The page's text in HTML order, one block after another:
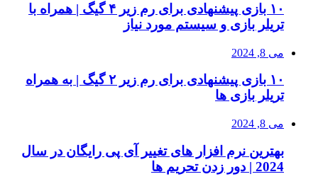
۱۰ بازی پیشنهادی برای رم زیر ۴ گیگ | همراه با
تریلر بازی و سیستم مورد نیاز
می 8, 2024
۱۰ بازی پیشنهادی برای رم زیر ۲ گیگ | به همراه
تریلر بازی ها
می 8, 2024
بهترین نرم افزار های تغییر آی پی رایگان در سال
2024 | دور زدن تحریم ها